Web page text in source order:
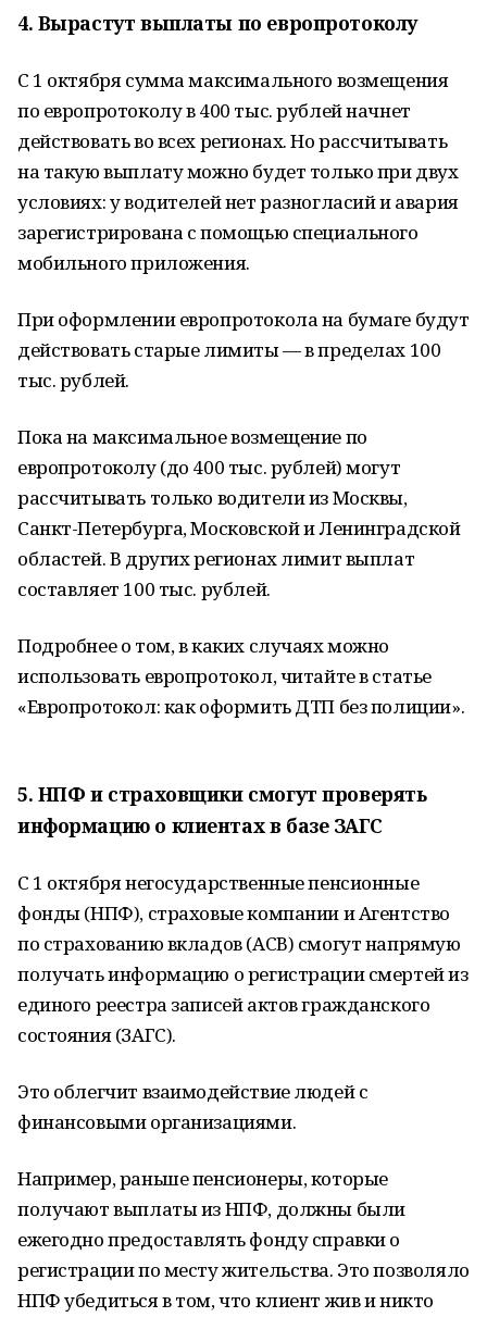
4. Вырастут выплаты по европротоколу
С 1 октября сумма максимального возмещения
по европротоколу в 400 тыс. рублей начнет
действовать во всех регионах. Но рассчитывать
на такую выплату можно будет только при двух
условиях: у водителей нет разногласий и авария
зарегистрирована с помощью специального
мобильного приложения.
При оформлении европротокола на бумаге будут
действовать старые лимиты — в пределах 100
тыс. рублей.
Пока на максимальное возмещение по
европротоколу (до 400 тыс. рублей) могут
рассчитывать только водители из Москвы,
Санкт-Петербурга, Московской и Ленинградской
областей. В других регионах лимит выплат
составляет 100 тыс. рублей.
Подробнее о том, в каких случаях можно
использовать европротокол, читайте в статье
«Европротокол: как оформить ДТП без полиции».
5. НПФ и страховщики смогут проверять
информацию о клиентах в базе ЗАГС
С 1 октября негосударственные пенсионные
фонды (НПФ), страховые компании и Агентство
по страхованию вкладов (АСВ) смогут напрямую
получать информацию о регистрации смертей из
единого реестра записей актов гражданского
состояния (ЗАГС).
Это облегчит взаимодействие людей с
финансовыми организациями.
Например, раньше пенсионеры, которые
получают выплаты из НПФ, должны были
ежегодно предоставлять фонду справки о
регистрации по месту жительства. Это позволяло
НПФ убедиться в том, что клиент жив и никто